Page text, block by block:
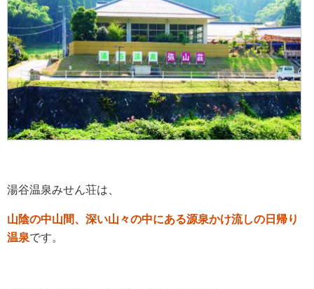
湯谷温泉みせん荘は、
山陰の中山間、深い山々の中にある源泉かけ流しの日帰り
温泉です。